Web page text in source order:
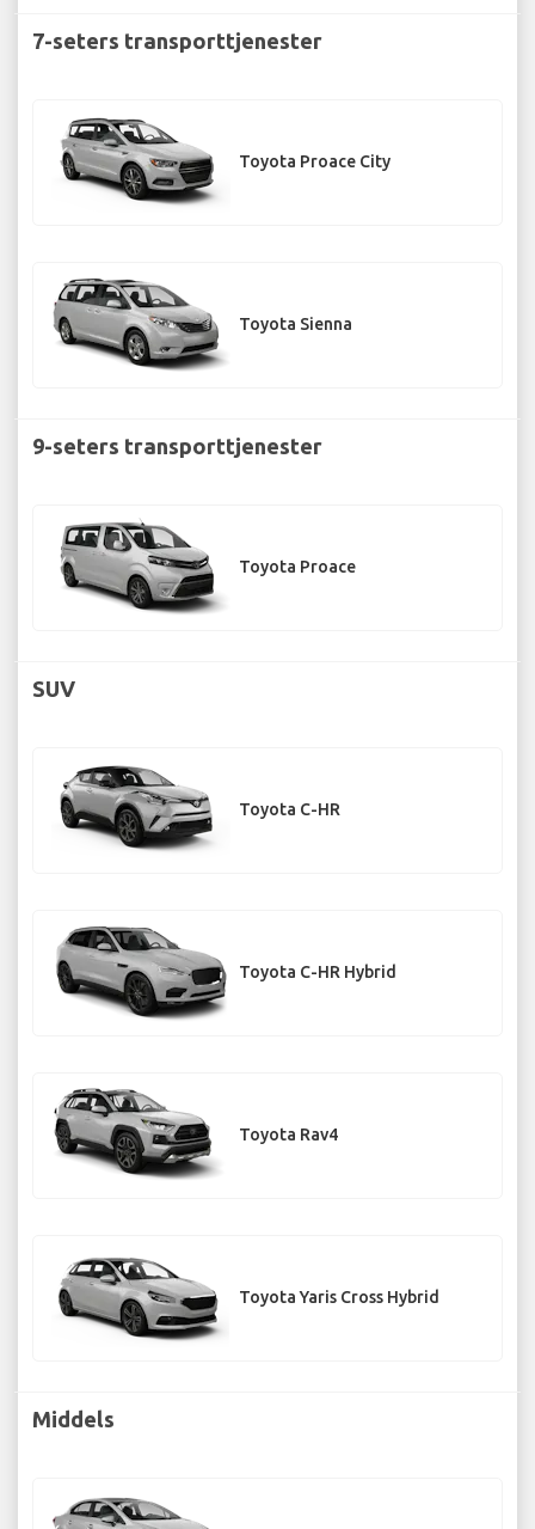
7-seters transporttjenester
Toyota Proace City
Toyota Sienna
9-seters transporttjenester
Toyota Proace
SUV
Toyota C-HR
Toyota C-HR Hybrid
Toyota Rav4
Toyota Yaris Cross Hybrid
Middels